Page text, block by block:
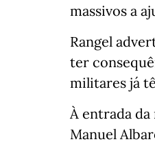
massivos a
Rangel
ter
militares já
À entrada
Manuel